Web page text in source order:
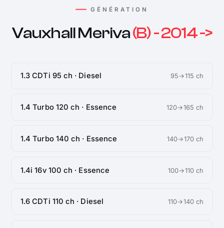
GÉNÉRATION
Vauxhall Meriva(B) - 2014 ->
1.3 CDTi 95 ch · Diesel 95→115 ch
1.4 Turbo 120 ch · Essence 120→165 ch
1.4 Turbo 140 ch · Essence 140→170 ch
1.4i 16v 100 ch · Essence 100→110 ch
1.6 CDTi 110 ch · Diesel 110→140 ch